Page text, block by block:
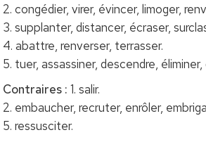
2. congédier, virer, évincer, limoger,
3. supplanter, distancer, écraser,
4. abattre, renverser, terrasser.
5. tuer, assassiner, descendre,
Contraires : 1. salir.
2. embaucher, recruter, enrôler,
5. ressusciter.